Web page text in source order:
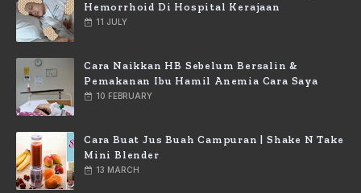
Hemorrhoid Di Hospital Kerajaan
11 JULY
Cara Naikkan HB Sebelum Bersalin &
Pemakanan Ibu Hamil Anemia Cara Saya
10 FEBRUARY
Cara Buat Jus Buah Campuran | Shake N Take
Mini Blender
13 MARCH